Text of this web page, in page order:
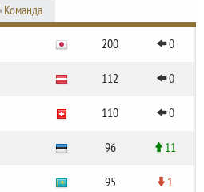
Команда
200 0
112 0
110 0
96 11
95 1